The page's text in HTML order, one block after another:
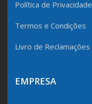
Política de Privacidade
Termos e Condições
Livro de Reclamações
EMPRESA